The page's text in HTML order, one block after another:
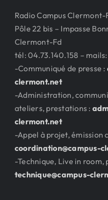
Radio Campus
Pôle 22 bis – Impasse
Clermont-Fd
tél: 04.73.140.158 – mails:
-Communiqué de presse :
clermont.net
-Administration,
ateliers, prestations :
clermont.net
-Appel à projet, émission
coordination@campus-
-Technique, Live in
technique@campus-